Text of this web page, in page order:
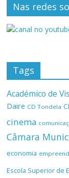
Nas redes
Tags
Académico de
Daire CD Tondela
cinema
Câmara
economia
Escola Superior de